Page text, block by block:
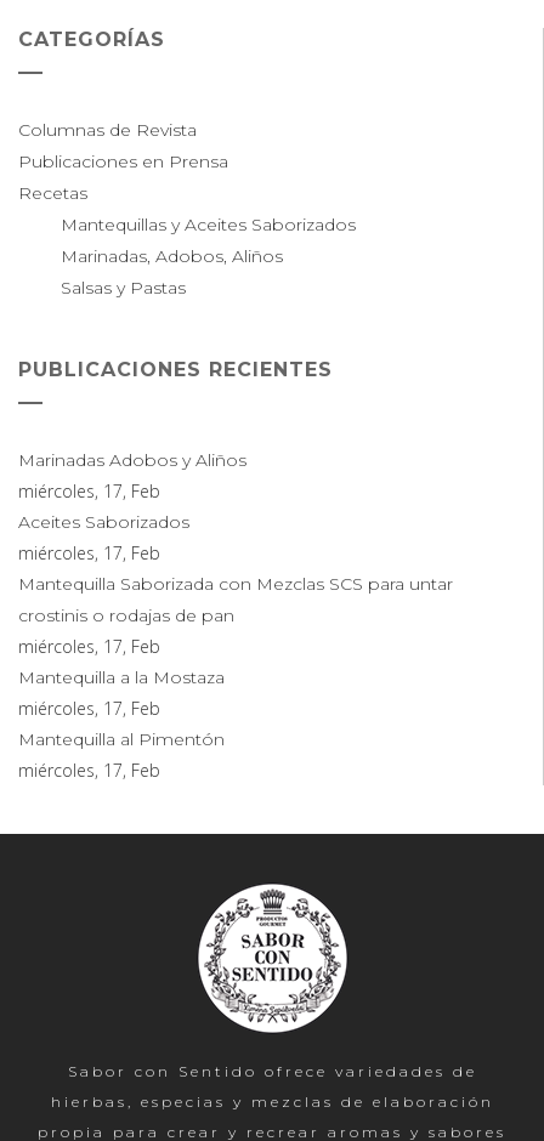
CATEGORÍAS
Columnas de Revista
Publicaciones en Prensa
Recetas
Mantequillas y Aceites Saborizados
Marinadas, Adobos, Aliños
Salsas y Pastas
PUBLICACIONES RECIENTES
Marinadas Adobos y Aliños
miércoles, 17, Feb
Aceites Saborizados
miércoles, 17, Feb
Mantequilla Saborizada con Mezclas SCS para untar
crostinis o rodajas de pan
miércoles, 17, Feb
Mantequilla a la Mostaza
miércoles, 17, Feb
Mantequilla al Pimentón
miércoles, 17, Feb
Sabor con Sentido ofrece variedades de
hierbas, especias y mezclas de elaboración
propia para crear y recrear aromas y sabores